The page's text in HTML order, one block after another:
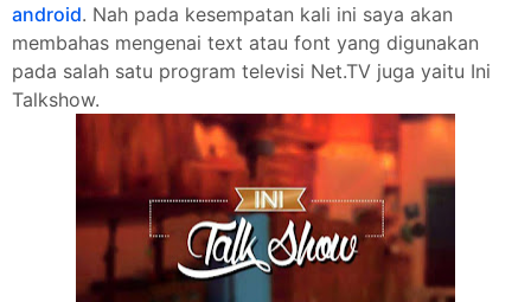
android. Nah pada kesempatan kali ini saya akan
membahas mengenai text atau font yang digunakan
pada salah satu program televisi Net.TV juga yaitu Ini
Talkshow.